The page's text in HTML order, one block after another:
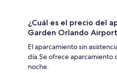
¿Cuál es el precio del
Garden Orlando
El aparcamiento sin
día.Se ofrece aparcamiento
noche.